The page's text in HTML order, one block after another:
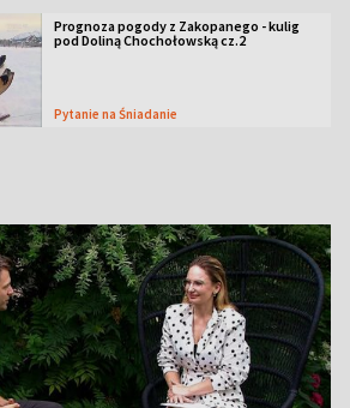
Prognoza pogody z Zakopanego - kulig
pod Doliną Chochołowską cz.2
Pytanie na Śniadanie